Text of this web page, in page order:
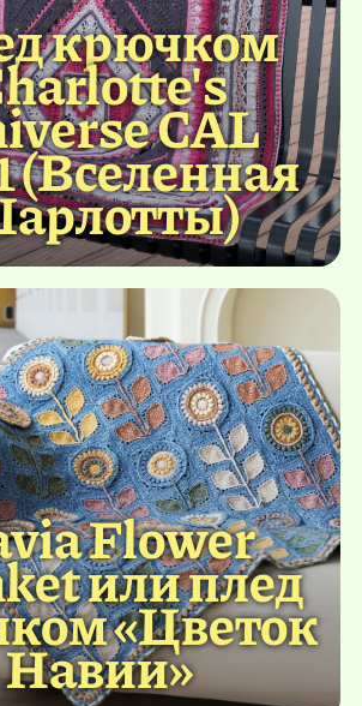
крючком
CAL
(Вселенная
Flower
или плед
«Цветок
Навии»